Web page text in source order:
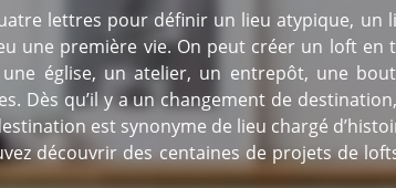
lettres pour définir un lieu atypique, un
une première vie. On peut créer un loft en
église, un atelier, un entrepôt, une
Dès qu’il y a un changement de destination,
est synonyme de lieu chargé
découvrir des centaines de projets de